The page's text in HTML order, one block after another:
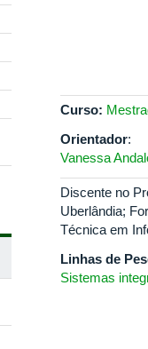
Curso:
Orientador:
Vanessa
Discente no
Uberlândia;
Técnica em
Linhas de
Sistemas